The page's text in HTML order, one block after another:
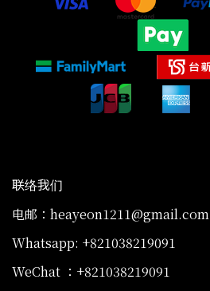
联络我们
电邮：heayeon1211@gmail.com
Whatsapp: +821038219091
WeChat ：+821038219091